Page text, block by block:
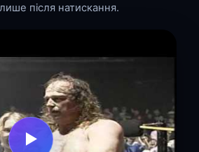
після натискання.
▶